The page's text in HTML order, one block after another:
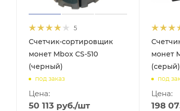
5
Счетчик-сортировщик
монет Mbox CS-510
(черный)
под заказ
Цена:
50 113руб./шт
монет
(серый)
под
Цена:
198